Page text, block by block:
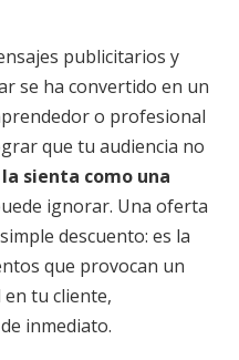
publicitarios y
se ha convertido en un
o profesional
que tu audiencia no
la sienta como una
ignorar. Una oferta
descuento: es la
que provocan un
tu cliente,
inmediato.